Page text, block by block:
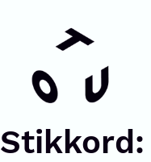
Stikkord: